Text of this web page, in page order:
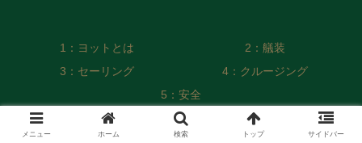
1：ヨットとは
2：艤装
3：セーリング
4：クルージング
5：安全
© 2022 Web版 ヨット／モーターボート用語集 編纂委員会
メニュー ホーム 検索 トップ サイドバー